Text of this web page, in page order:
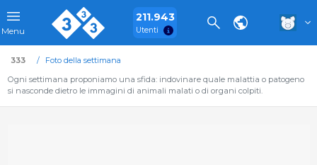
Menu
211.943
Utenti
333
Foto della settimana
Ogni settimana proponiamo una sfida: indovinare quale malattia o patogeno
si nasconde dietro le immagini di animali malati o di organi colpiti.